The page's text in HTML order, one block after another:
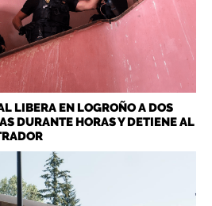
LIBERA EN LOGROÑO A DOS
DURANTE HORAS Y DETIENE AL